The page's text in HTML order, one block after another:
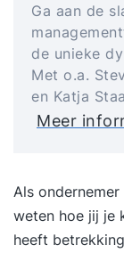
Ga aan de
de unieke
Met o.a.
en Katja
Meer
Als
weten hoe jij je
heeft